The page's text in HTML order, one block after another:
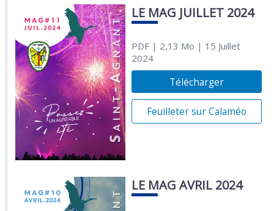
LE MAG JUILLET 2024
PDF| 2,13 Mo | 15 Juillet
2024
Télécharger
Feuilleter sur Calaméo
LE MAG AVRIL 2024